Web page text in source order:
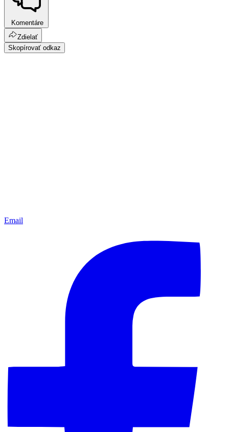
Komentáre
Zdielať
Skopírovať odkaz
Email